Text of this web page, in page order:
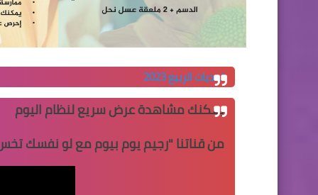
تحديات الربيع 2023
يمكنك مشاهدة عرض سريع لنظام اليوم
من قناتنا "رجيم يوم بيوم مع لو نفسك